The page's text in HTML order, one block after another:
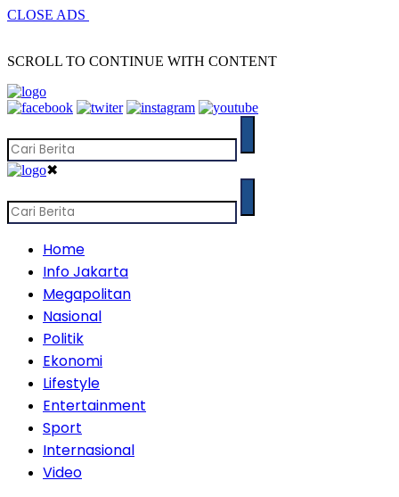
CLOSE ADS
SCROLL TO CONTINUE WITH CONTENT
✖
Home
Info Jakarta
Megapolitan
Nasional
Politik
Ekonomi
Lifestyle
Entertainment
Sport
Internasional
Video